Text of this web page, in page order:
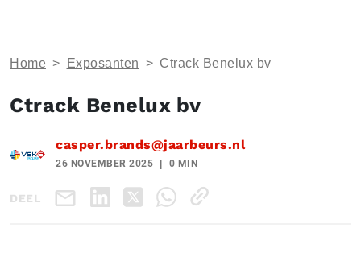
Home > Exposanten > Ctrack Benelux bv
Ctrack Benelux bv
casper.brands@jaarbeurs.nl
26 NOVEMBER 2025 0 MIN
DEEL